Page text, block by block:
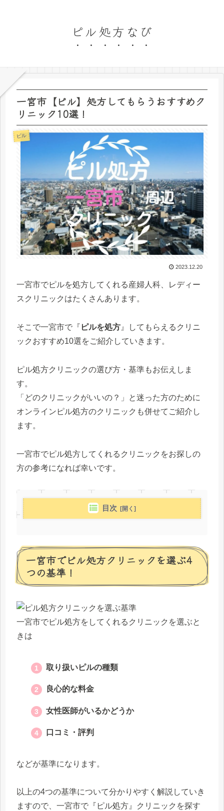
ピル処方なび
一宮市【ピル】処方してもらうおすすめク
リニック10選！
ピル
2023.12.20
一宮市でピルを処方してくれる産婦人科、レディー
スクリニックはたくさんあります。
そこで一宮市で『 ピルを処方 』してもらえるクリニ
ックおすすめ10選をご紹介していきます。
ピル処方クリニックの選び方・基準もお伝えしま
す。
「どのクリニックがいいの？」と迷った方のために
オンラインピル処方のクリニックも併せてご紹介し
ます。
一宮市でピル処方してくれるクリニックをお探しの
方の参考になれば幸いです。
目次
一宮市でピル処方クリニックを選ぶ4
つの基準！
一宮市でピル処方をしてくれるクリニックを選ぶと
きは
取り扱いピルの種類
良心的な料金
女性医師がいるかどうか
口コミ・評判
などが基準になります。
以上の4つの基準について分かりやすく解説していき
ますので、一宮市で『ピル処方』クリニックを探す